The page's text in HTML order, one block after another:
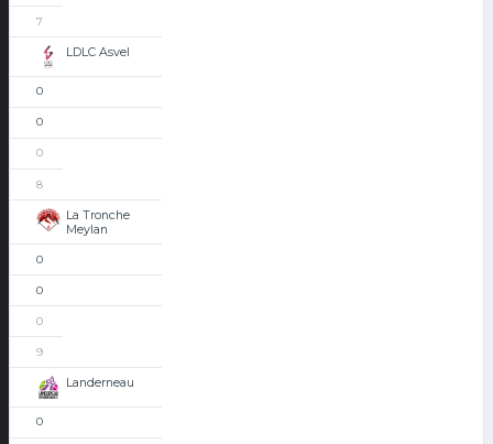
7
LDLC Asvel
0
0
0
8
La Tronche
Meylan
0
0
0
9
Landerneau
0